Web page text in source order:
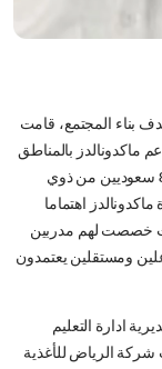
بناء المجتمع، قامت
ماكدونالدز بالمناطق
الوسطى والشرقية والشمالية من المملكة، بتوظيف 8 سعوديين من ذوي
اهتماما
خصصت لهم مدربين
ومستقلين يعتمدون
ادارة التعليم
الرياض للأغذية